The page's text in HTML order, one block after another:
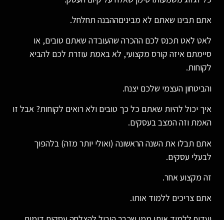
אתם תבינו שאתם לא מביניםההבנה תחלחל.
לאט לאט תכנס לכם ההכרה שהעובדה שאתם טובים, או
סיימתם איזה קורס מקצועי, לא באמת עוזרת לכם להביא
לקוחות.
והביטחון העצמי שלכם יצנח.
איך יכול להיות שאתם כל כך טובים ולא רואים לקוחות? אבל זו
האמת וזה המצב בעסקים.
אתם תבלו את השנה הראשונה (ואולי יותר מזה) בלהפוך
לבעלי עסקים.
זה מקצוע אחר.
אתם צריכים ללמוד אותו.